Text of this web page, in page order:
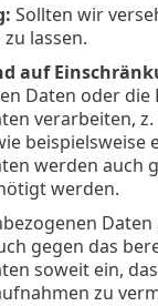
Sollten wir
lassen.
auf
Daten oder
verarbeiten,
werden auch
werden.
gegen das
soweit ein,
zu